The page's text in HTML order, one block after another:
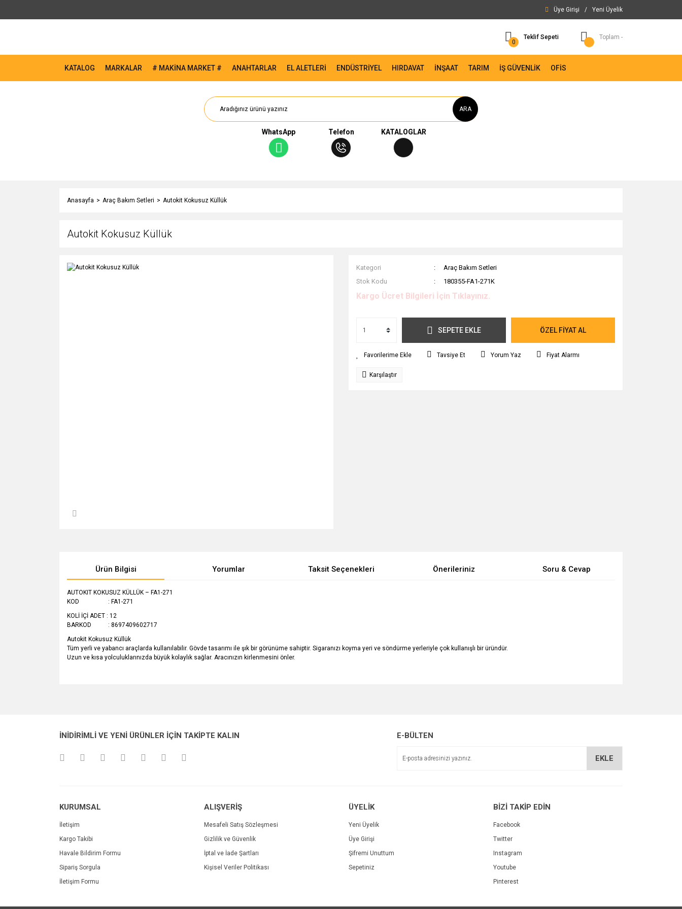
Üye Girişi / Yeni Üyelik
0
Teklif Sepeti Toplam -
KATALOG MARKALAR # MAKİNA MARKET # ANAHTARLAR EL ALETLERİ ENDÜSTRİYEL HIRDAVAT İNŞAAT TARIM İŞ GÜVENLİK OFİS
ARA
WhatsApp Telefon KATALOGLAR
Anasayfa Araç Bakım Setleri Autokit Kokusuz Küllük
Autokit Kokusuz Küllük
Kategori
Araç Bakım Setleri
Stok Kodu
180355-FA1-271K
Kargo Ücret Bilgileri İçin Tıklayınız.
SEPETE EKLE ÖZEL FİYAT AL
Tavsiye Et Yorum Yaz Fiyat Alarmı
Karşılaştır
Ürün Bilgisi Yorumlar Taksit Seçenekleri Önerileriniz Soru & Cevap
AUTOKIT KOKUSUZ KÜLLÜK – FA1-271
KOD : FA1-271
KOLİ İÇİ ADET : 12
BARKOD : 8697409602717
Autokit Kokusuz Küllük
Tüm yerli ve yabancı araçlarda kullanılabilir. Gövde tasarımı ile şık bir görünüme sahiptir. Sigaranızı koyma yeri ve söndürme yerleriyle çok kullanışlı bir üründür.
Uzun ve kısa yolculuklarınızda büyük kolaylık sağlar. Aracınızın kirlenmesini önler.
Ürün açıklamasında eksik bilgiler bulunuyor.
İNİDİRİMLİ VE YENİ ÜRÜNLER İÇİN TAKİPTE KALIN E-BÜLTEN
EKLE
KURUMSAL
İletişim
Kargo Takibi
Havale Bildirim Formu
Sipariş Sorgula
İletişim Formu
ALIŞVERİŞ
Mesafeli Satış Sözleşmesi
Gizlilik ve Güvenlik
İptal ve İade Şartları
Kişisel Veriler Politikası
ÜYELİK
Yeni Üyelik
Üye Girişi
Şifremi Unuttum
Sepetiniz
BİZİ TAKİP EDİN
Facebook
Twitter
Instagram
Youtube
Pinterest